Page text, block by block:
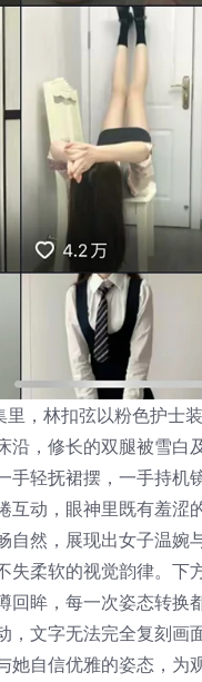
，林扣弦以粉色护士
沿，修长的双腿被雪
手轻抚裙摆，一手持机
互动，眼神里既有羞涩
自然，展现出女子温
失柔软的视觉韵律。下
回眸，每一次姿态转换
，文字无法完全复刻
她自信优雅的姿态，为